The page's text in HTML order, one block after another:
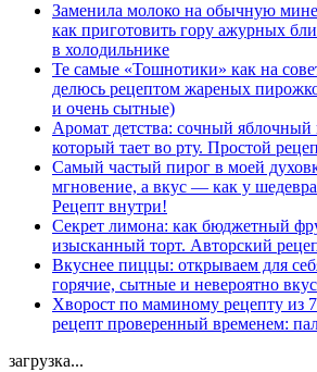
Заменила молоко на обычную
как приготовить гору ажурных
в холодильнике
Те самые «Тошнотики» как на
делюсь рецептом жареных
и очень сытные)
Аромат детства: сочный яблочный
который тает во рту. Простой
Самый частый пирог в моей
мгновение, а вкус — как у
Рецепт внутри!
Секрет лимона: как бюджетный
изысканный торт. Авторский
Вкуснее пиццы: открываем для
горячие, сытные и невероятно
Хворост по маминому рецепту из
рецепт проверенный временем:
загрузка...